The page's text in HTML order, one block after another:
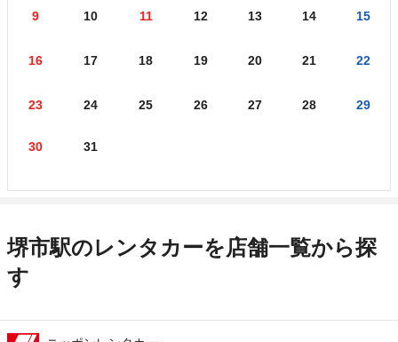
9 10 11 12 13 14 15
16 17 18 19 20 21 22
23 24 25 26 27 28 29
30 31
堺市駅のレンタカーを店舗一覧から探
す